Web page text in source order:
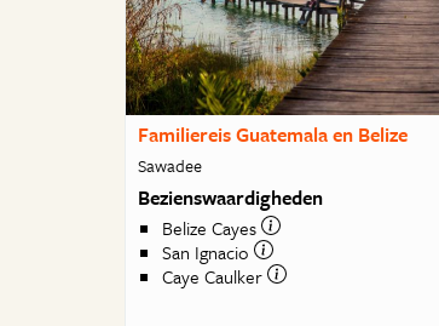
Familiereis Guatemala en Belize
Sawadee
Bezienswaardigheden
Belize Cayes
San Ignacio
Caye Caulker